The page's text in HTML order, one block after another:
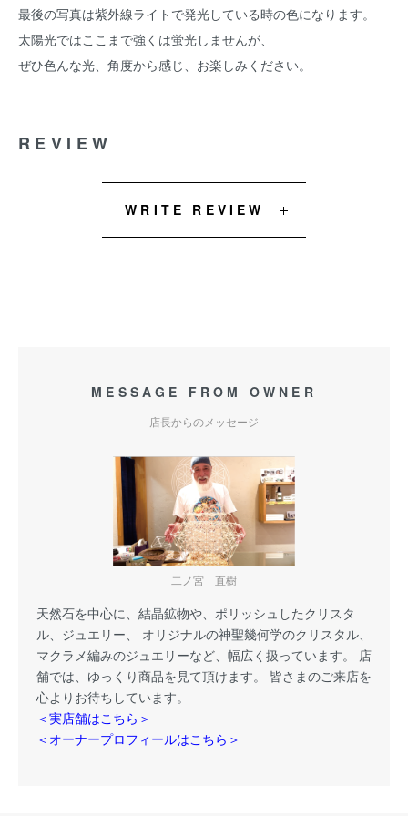
最後の写真は紫外線ライトで発光している時の色になります。
太陽光ではここまで強くは蛍光しませんが、
ぜひ色んな光、角度から感じ、お楽しみください。
REVIEW
WRITE REVIEW
MESSAGE FROM OWNER
店長からのメッセージ
二ノ宮 直樹
天然石を中心に、結晶鉱物や、ポリッシュしたクリスタ
ル、ジュエリー、 オリジナルの神聖幾何学のクリスタル、
マクラメ編みのジュエリーなど、幅広く扱っています。 店
舗では、ゆっくり商品を見て頂けます。 皆さまのご来店を
心よりお待ちしています。
＜実店舗はこちら＞
＜オーナープロフィールはこちら＞